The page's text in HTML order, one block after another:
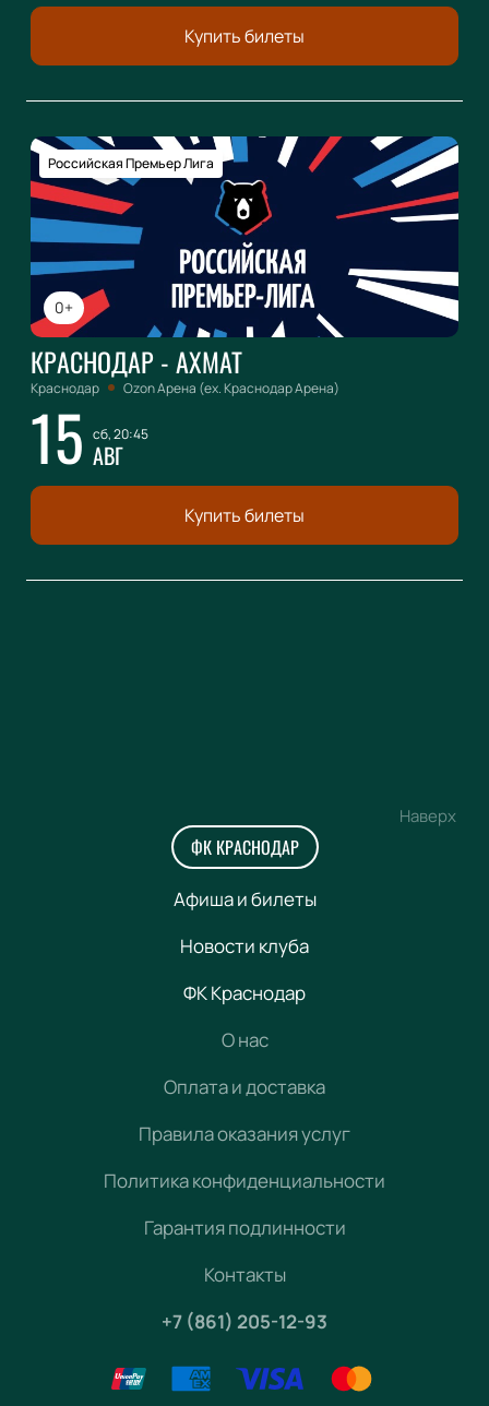
Купить билеты
0+
Российская Премьер Лига
КРАСНОДАР - АХМАТ
Краснодар Ozon Арена (ex. Краснодар Арена)
15 сб, 20:45
АВГ
Купить билеты
Наверх
ФК КРАСНОДАР
Афиша и билеты
Новости клуба
ФК Краснодар
О нас
Оплата и доставка
Правила оказания услуг
Политика конфиденциальности
Гарантия подлинности
Контакты
+7 (861) 205-12-93